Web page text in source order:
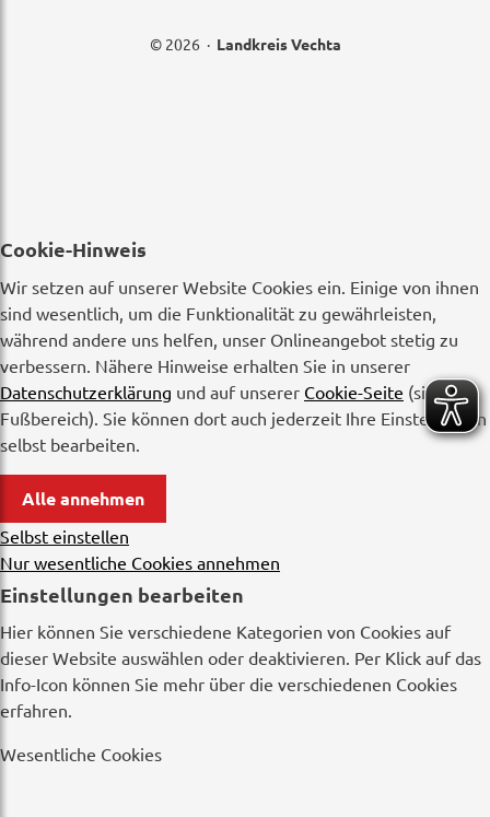
© 2026 · Landkreis Vechta
Cookie-Hinweis
Wir setzen auf unserer Website Cookies ein. Einige von ihnen
sind wesentlich, um die Funktionalität zu gewährleisten,
während andere uns helfen, unser Onlineangebot stetig zu
verbessern. Nähere Hinweise erhalten Sie in unserer
Datenschutzerklärung und auf unserer Cookie-Seite (siehe
Fußbereich). Sie können dort auch jederzeit Ihre Einstellungen
selbst bearbeiten.
Alle annehmen
Selbst einstellen
Nur wesentliche Cookies annehmen
Einstellungen bearbeiten
Hier können Sie verschiedene Kategorien von Cookies auf
dieser Website auswählen oder deaktivieren. Per Klick auf das
Info-Icon können Sie mehr über die verschiedenen Cookies
erfahren.
Wesentliche Cookies